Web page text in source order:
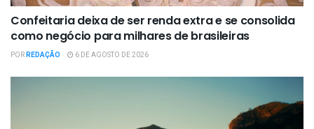
Confeitaria deixa de ser renda extra e se consolida
como negócio para milhares de brasileiras
PORREDAÇÃO 6 DE AGOSTO DE 2026